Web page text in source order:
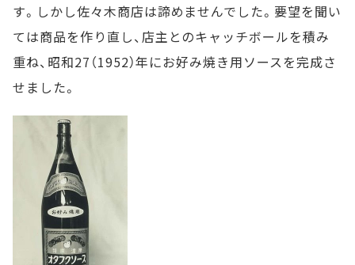
す。しかし佐々木商店は諦めませんでした。要望を聞い
ては商品を作り直し、店主とのキャッチボールを積み
重ね、昭和27（1952）年にお好み焼き用ソースを完成さ
せました。